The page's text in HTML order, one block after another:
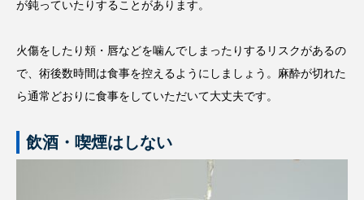
が鈍っていたりすることがあります。
火傷をしたり頬・唇などを噛んでしまったりするリスクがあるの
で、術後数時間は食事を控えるようにしましょう。麻酔が切れた
ら通常どおりに食事をしていただいて大丈夫です。
飲酒・喫煙はしない